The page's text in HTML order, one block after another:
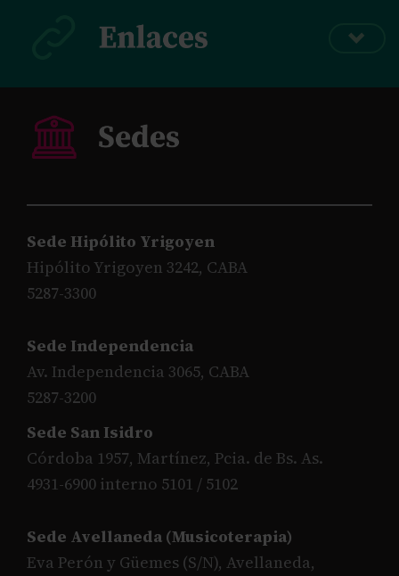
Sede Hipólito Yrigoyen
Hipólito Yrigoyen 3242, CABA
5287-3300
Sede Independencia
Av. Independencia 3065, CABA
5287-3200
Sede San Isidro
Córdoba 1957, Martínez, Pcia. de Bs. As.
4931-6900 interno 5101 / 5102
Sede Avellaneda (Musicoterapia)
Eva Perón y Güemes (S/N), Avellaneda,